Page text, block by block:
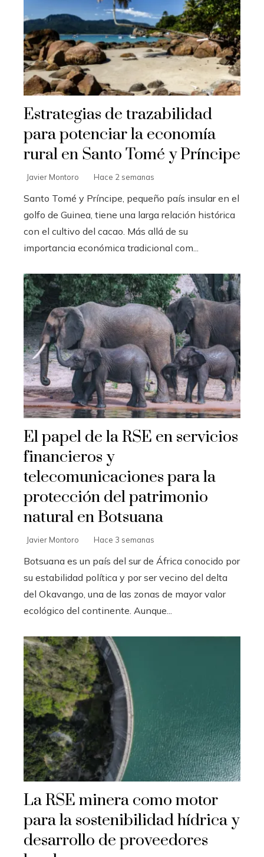
Estrategias de trazabilidad
para potenciar la economía
rural en Santo Tomé y Príncipe
Javier Montoro Hace 2 semanas
Santo Tomé y Príncipe, pequeño país insular en el
golfo de Guinea, tiene una larga relación histórica
con el cultivo del cacao. Más allá de su
importancia económica tradicional com...
El papel de la RSE en servicios
financieros y
telecomunicaciones para la
protección del patrimonio
natural en Botsuana
Javier Montoro Hace 3 semanas
Botsuana es un país del sur de África conocido por
su estabilidad política y por ser vecino del delta
del Okavango, una de las zonas de mayor valor
ecológico del continente. Aunque...
La RSE minera como motor
para la sostenibilidad hídrica y
desarrollo de proveedores